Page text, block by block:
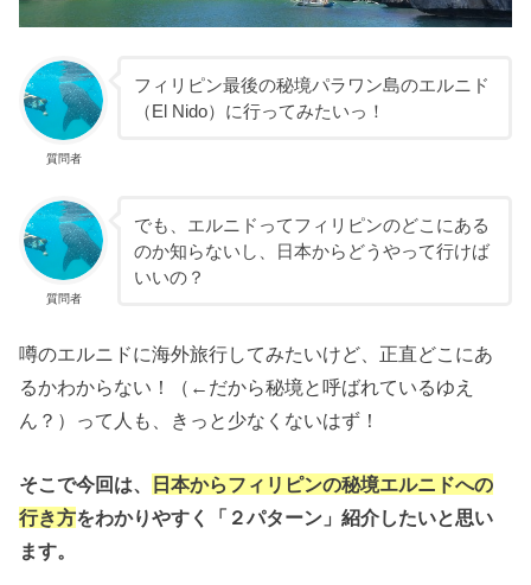
質問者
フィリピン最後の秘境パラワン島のエルニド
（El Nido）に行ってみたいっ！
質問者
でも、エルニドってフィリピンのどこにある
のか知らないし、日本からどうやって行けば
いいの？
噂のエルニドに海外旅行してみたいけど、正直どこにあ
るかわからない！（←だから秘境と呼ばれているゆえ
ん？）って人も、きっと少なくないはず！
そこで今回は、
日本からフィリピンの秘境エルニドへの
行き方をわかりやすく「２パターン」紹介したいと思い
ます。